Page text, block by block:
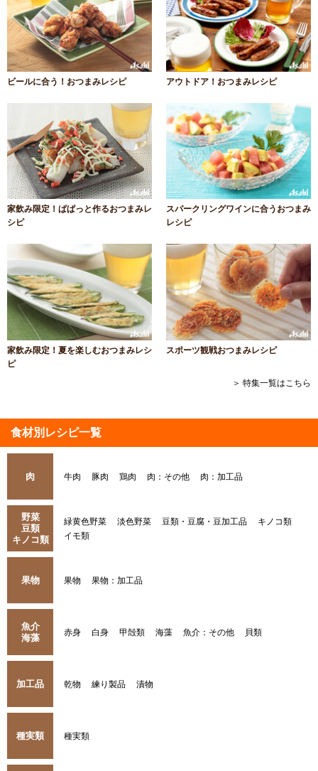
ビールに合う！おつまみレシピ アウトドア！おつまみレシピ
家飲み限定！ぱぱっと作るおつまみレ
シピ
スパークリングワインに合うおつまみ
レシピ
家飲み限定！夏を楽しむおつまみレシ
ピ
スポーツ観戦おつまみレシピ
＞ 特集一覧はこちら
食材別レシピ一覧
肉 牛肉 豚肉 鶏肉 肉：その他 肉：加工品
野菜
豆類
キノコ類
緑黄色野菜 淡色野菜 豆類・豆腐・豆加工品
キノコ類
イモ類
果物 果物 果物：加工品
魚介
海藻
赤身 白身 甲殻類 海藻 魚介：その他 貝類
加工品 乾物 練り製品 漬物
種実類 種実類